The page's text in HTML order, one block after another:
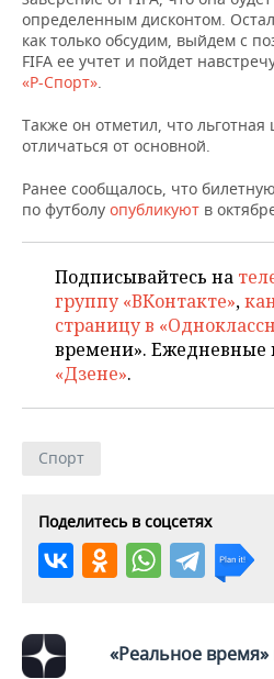
ТАТАРСТАНА
ИНВЕСТИЦИИ
НЕФТЕХИМИЯ
НЕФТЬ
ОПК
ЭНЕРГЕТИКА
НОВОСТИ БИЗНЕСА
РОЗНИЧНАЯ ТОРГОВЛЯ
ТРАНСПОРТ
ТЕХНОЛОГИИ
НОВОСТИ ТЕХНОЛОГИЙ
IT
ТЕЛЕКОММУНИКАЦИИ
МЕРОПРИЯТИЯ
НОВОСТИ МЕРОПРИЯТИЙ
БИЗНЕС-БРАНЧИ
ONLINE-КОНФЕРЕНЦИИ
ОТКРЫТАЯ ЛЕКЦИЯ
СПОРТ
ФУТБОЛ
ХОККЕЙ
БАСКЕТБОЛ
ВОЛЕЙБОЛ
ВОДНЫЕ ВИДЫ СПОРТА
ХОККЕЙ С МЯЧОМ
НОВОСТИ ОБЩЕСТВА
ВЛАСТЬ
ИНФРАСТРУКТУРА
ИСТОРИЯ
ОБРАЗОВАНИЕ
ПРОИСШЕСТВИЯ
СЮЖЕТЫ
СПРАВОЧНИК
СПИСОК ПЕРСОН
ПОЛНАЯ ВЕРСИЯ
определенным дисконтом.
как только обсудим, выйдем с
FIFA ее учтет и пойдет
«Р-Спорт».
Также он отметил, что льготная
отличаться от основной.
Ранее сообщалось, что
по футболу опубликуют в
Подписывайтесь на
группу «ВКонтакте»,
страницу в
времени». Ежедневные
«Дзене».
Спорт
Поделитесь в соцсетях
«Реальное время»